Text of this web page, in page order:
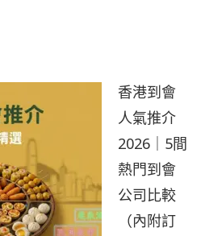
香港到會
人氣推介
2026｜5間
熱門到會
公司比較
（內附訂